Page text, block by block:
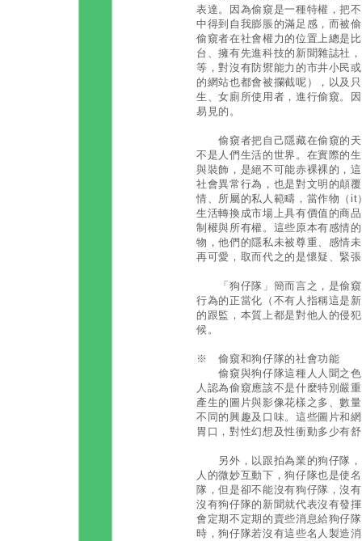
表達。因為偷窺是一種特權，把
中得到自我膨脹的滿足感，而被
偷窺者在社會權力的位置上總是
台、擁有先進科技的新聞雜誌社
等，對沒有防禦能力的市井小民
的網站也都會被攔截呢），以及
生、女廁所使用者，進行偷窺。
易見的。
偷窺者把自己隱藏在偷窺的天
不是人們生活的世界。在實際的
與裝飾，是絕不可能赤裸裸的，
社會異常行為，也是對文明的顛
情、所屬的私人範疇，當作物（
生活轉換成市場上具有價值的商
制權與所有權。這些原本有感情
物，他們的隱私未被尊重、感情
再可愛，取而代之的是懷疑、緊
「狗仔隊」簡而言之，是偷窺
行為的正當化（不有人指稱這是
的跟監，本質上都是對他人的侵
候。
※ 偷窺和狗仔隊的社會功能
偷窺與狗仔隊這種人人聞之色
人認為偷窺應該不是什麼特別嚴
產生的圖片與影像花樣之多、數
不同的興趣及口味。這些圖片和
胃口，對性幻想及性衝動多少有
另外，以跟拍為業的狗仔隊，
人的微妙互動下，狗仔隊也是使
隊，但是卻不能沒有狗仔隊，沒
沒有狗仔隊的新聞就代表沒有發
會定期不定期的賣些消息給狗仔
時，狗仔隊若沒有這些名人製造